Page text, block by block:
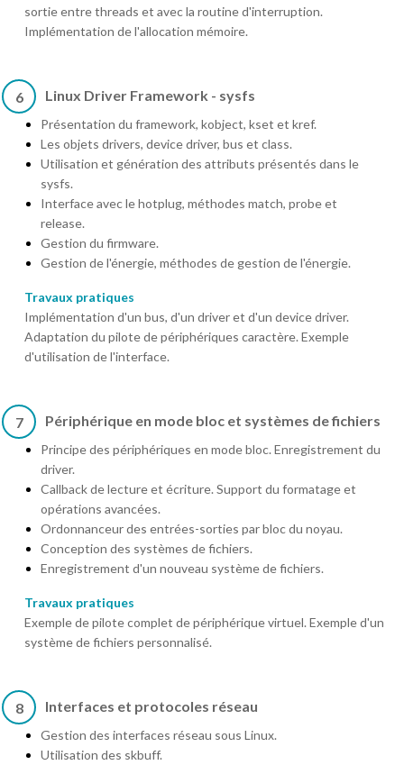
sortie entre threads et avec la routine d'interruption.
Implémentation de l'allocation mémoire.
6 Linux Driver Framework - sysfs
Présentation du framework, kobject, kset et kref.
Les objets drivers, device driver, bus et class.
Utilisation et génération des attributs présentés dans le
sysfs.
Interface avec le hotplug, méthodes match, probe et
release.
Gestion du firmware.
Gestion de l'énergie, méthodes de gestion de l'énergie.
Travaux pratiques
Implémentation d'un bus, d'un driver et d'un device driver.
Adaptation du pilote de périphériques caractère. Exemple
d'utilisation de l'interface.
7 Périphérique en mode bloc et systèmes de fichiers
Principe des périphériques en mode bloc. Enregistrement du
driver.
Callback de lecture et écriture. Support du formatage et
opérations avancées.
Ordonnanceur des entrées-sorties par bloc du noyau.
Conception des systèmes de fichiers.
Enregistrement d'un nouveau système de fichiers.
Travaux pratiques
Exemple de pilote complet de périphérique virtuel. Exemple d'un
système de fichiers personnalisé.
8 Interfaces et protocoles réseau
Gestion des interfaces réseau sous Linux.
Utilisation des skbuff.